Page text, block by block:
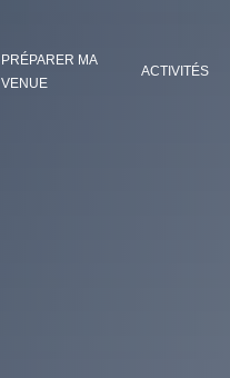
PRÉPARER MA
VENUE
ACTIVITÉS